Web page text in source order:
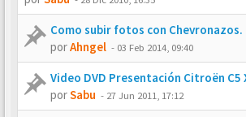
Como subir fotos con Chevronazos.
porAhngel - 03 Feb 2014, 09:40
Video DVD Presentación Citroën C5
porSabu - 27 Jun 2011, 17:12